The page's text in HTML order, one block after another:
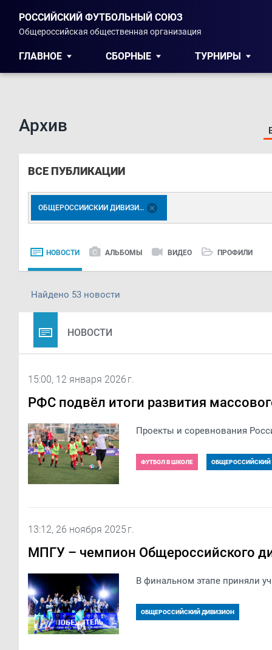
РОССИЙСКИЙ ФУТБОЛЬНЫЙ СОЮЗ
Общероссийская общественная организация
ГЛАВНОЕ СБОРНЫЕ ТУРНИРЫ
Архив
ВСЕ ПУБЛИКАЦИИ
ОБЩЕРОССИЙСКИЙ ДИВИЗИОН
НОВОСТИ АЛЬБОМЫ ВИДЕО ПРОФИЛИ
Найдено 53 новости
НОВОСТИ
15:00, 12 января 2026 г.
РФС подвёл итоги развития
Проекты и соревнования
ФУТБОЛ В ШКОЛЕ ОБЩЕРОССИЙСКИЙ
13:12, 26 ноября 2025 г.
МПГУ – чемпион Общероссийского
В финальном этапе приняли
ОБЩЕРОССИЙСКИЙ ДИВИЗИОН